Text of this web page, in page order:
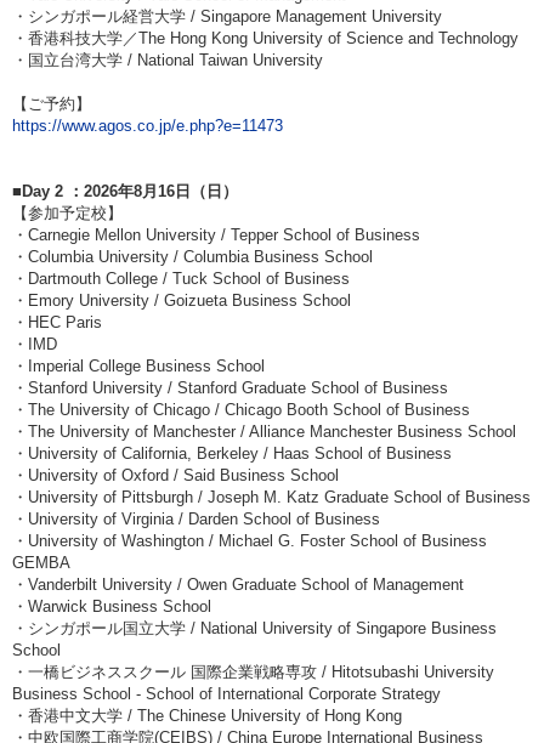
・シンガポール経営大学 / Singapore Management University
・香港科技大学／The Hong Kong University of Science and Technology
・国立台湾大学 / National Taiwan University
【ご予約】
https://www.agos.co.jp/e.php?e=11473
■Day 2 ：2026年8月16日（日）
【参加予定校】
・Carnegie Mellon University / Tepper School of Business
・Columbia University / Columbia Business School
・Dartmouth College / Tuck School of Business
・Emory University / Goizueta Business School
・HEC Paris
・IMD
・Imperial College Business School
・Stanford University / Stanford Graduate School of Business
・The University of Chicago / Chicago Booth School of Business
・The University of Manchester / Alliance Manchester Business School
・University of California, Berkeley / Haas School of Business
・University of Oxford / Said Business School
・University of Pittsburgh / Joseph M. Katz Graduate School of Business
・University of Virginia / Darden School of Business
・University of Washington / Michael G. Foster School of Business
GEMBA
・Vanderbilt University / Owen Graduate School of Management
・Warwick Business School
・シンガポール国立大学 / National University of Singapore Business
School
・一橋ビジネススクール 国際企業戦略専攻 / Hitotsubashi University
Business School - School of International Corporate Strategy
・香港中文大学 / The Chinese University of Hong Kong
・中欧国際工商学院(CEIBS) / China Europe International Business